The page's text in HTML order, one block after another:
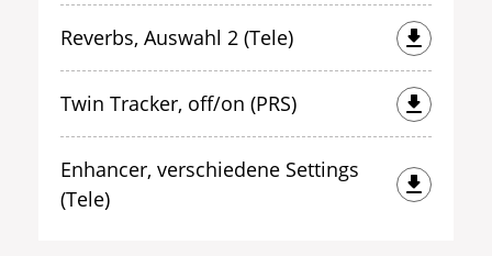
Reverbs, Auswahl 2 (Tele)
Twin Tracker, off/on (PRS)
Enhancer, verschiedene Settings
(Tele)